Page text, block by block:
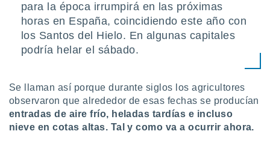
ni para
aunque
Puedes
acceder a
web a
abono
para la época irrumpirá en las próximas
horas en España, coincidiendo este año con
los Santos del Hielo. En algunas capitales
podría helar el sábado.
Se llaman así porque durante siglos los agricultores
observaron que alrededor de esas fechas se producían
entradas de aire frío, heladas tardías e incluso
nieve en cotas altas. Tal y como va a ocurrir ahora.